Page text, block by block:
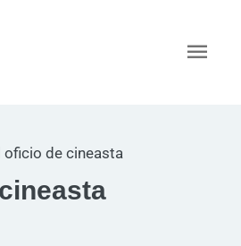
oficio de cineasta